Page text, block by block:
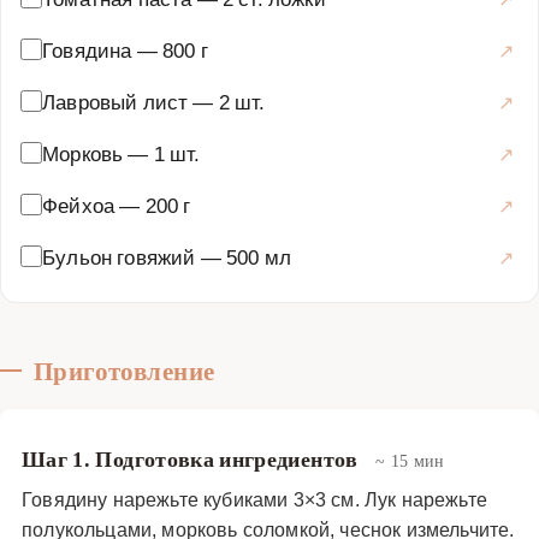
овощами или просто с свежим хлебом, чтобы
насладиться насыщенным соусом, который образуется
и полезное: говядина богата белком и железом, фейхоа
содержит витамин C и антиоксиданты, а розмарин
известен своими противовоспалительными
свойствами. Приготовление томлёной говядины с
времени, но результат точно того стоит, даря
Говядина —800 г
Лавровый лист— 2 шт.
Морковь — 1 шт.
Фейхоа— 200 г
Бульон говяжий — 500 мл
Приготовление
Шаг 1. Подготовка ингредиентов ~ 15 мин
Говядину нарежьте кубиками 3×3 см. Лук нарежьте
полукольцами, морковь соломкой, чеснок измельчите.